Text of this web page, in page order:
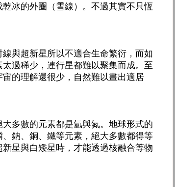
冰的外圈（雪線）。不過其實不只恆
與超新星所以不適合生命繁衍，而如
過稀少，連行星都難以聚集而成。至
的理解還很少，自然難以畫出適居
多數的元素都是氫與氮。地球形式的
鈉、銅、鐵等元素，絕大多數都得等
星與白矮星時，才能透過核融合等物